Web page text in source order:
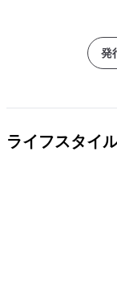
発
ライフスタイ